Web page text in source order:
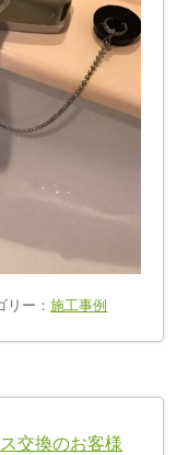
ー：施工事例
交換のお客様